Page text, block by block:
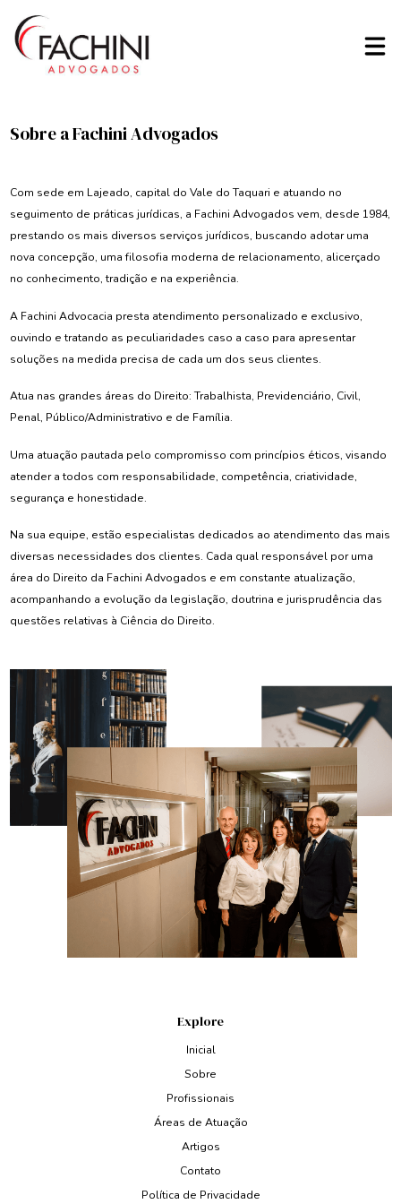
Sobre a Fachini Advogados
Com sede em Lajeado, capital do Vale do Taquari e atuando no
seguimento de práticas jurídicas, a Fachini Advogados vem, desde 1984,
prestando os mais diversos serviços jurídicos, buscando adotar uma
nova concepção, uma filosofia moderna de relacionamento, alicerçado
no conhecimento, tradição e na experiência.
A Fachini Advocacia presta atendimento personalizado e exclusivo,
ouvindo e tratando as peculiaridades caso a caso para apresentar
soluções na medida precisa de cada um dos seus clientes.
Atua nas grandes áreas do Direito: Trabalhista, Previdenciário, Civil,
Penal, Público/Administrativo e de Família.
Uma atuação pautada pelo compromisso com princípios éticos, visando
atender a todos com responsabilidade, competência, criatividade,
segurança e honestidade.
Na sua equipe, estão especialistas dedicados ao atendimento das mais
diversas necessidades dos clientes. Cada qual responsável por uma
área do Direito da Fachini Advogados e em constante atualização,
acompanhando a evolução da legislação, doutrina e jurisprudência das
questões relativas à Ciência do Direito.
Explore
Inicial
Sobre
Profissionais
Áreas de Atuação
Artigos
Contato
Política de Privacidade